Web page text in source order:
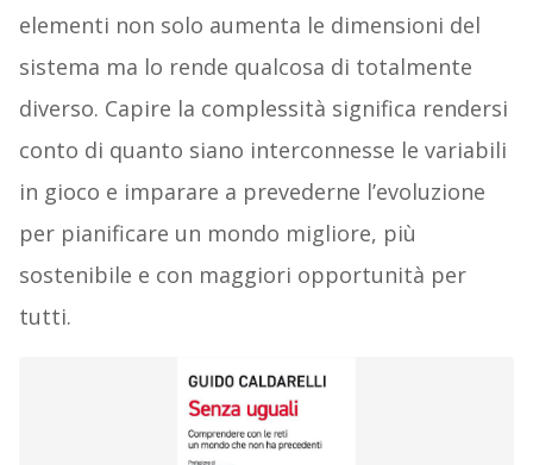
elementi non solo aumenta le dimensioni del
sistema ma lo rende qualcosa di totalmente
diverso. Capire la complessità significa rendersi
conto di quanto siano interconnesse le variabili
in gioco e imparare a prevederne l’evoluzione
per pianificare un mondo migliore, più
sostenibile e con maggiori opportunità per
tutti.